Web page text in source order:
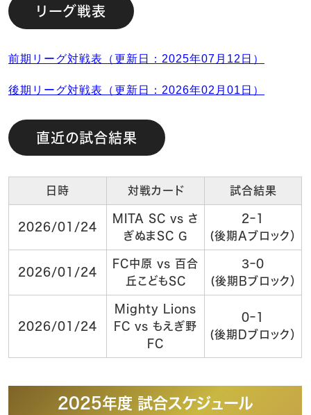
リーグ戦表
前期リーグ対戦表（更新日：2025年07月12日）
後期リーグ対戦表（更新日：2026年02月01日）
直近の試合結果
日時 対戦カード 試合結果
2026/01/24
MITA SC vs さ
ぎぬまSC G
2ｰ1
(後期Aブロック）
2026/01/24
FC中原 vs 百合
丘こどもSC
3ｰ0
(後期Bブロック）
2026/01/24
Mighty Lions
FC vs もえぎ野
FC
0ｰ1
(後期Dブロック）
2025年度 試合スケジュール